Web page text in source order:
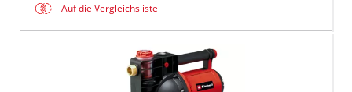
Auf die Vergleichsliste